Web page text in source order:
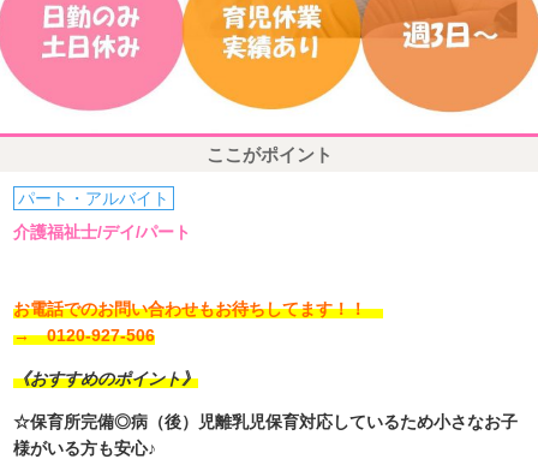
ここがポイント
パート・アルバイト
介護福祉士/デイ/パート
お電話でのお問い合わせもお待ちしてます！！
→ 0120-927-506
《おすすめのポイント》
☆保育所完備◎病（後）児離乳児保育対応しているため小さなお子
様がいる方も安心♪